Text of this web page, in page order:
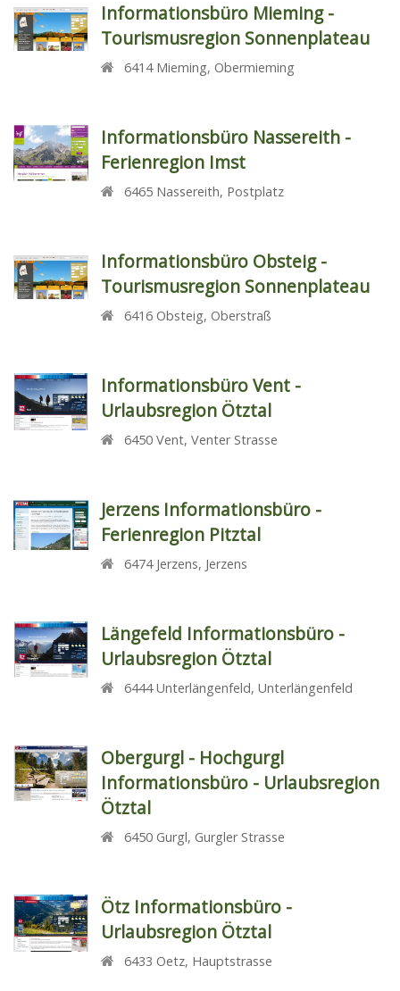
Informationsbüro Mieming -
Tourismusregion Sonnenplateau
6414 Mieming,Obermieming
Informationsbüro Nassereith -
Ferienregion Imst
6465 Nassereith, Postplatz
Informationsbüro Obsteig -
Tourismusregion Sonnenplateau
6416 Obsteig,Oberstraß
Informationsbüro Vent -
Urlaubsregion Ötztal
6450 Vent,Venter Strasse
Jerzens Informationsbüro -
Ferienregion Pitztal
6474 Jerzens, Jerzens
Längefeld Informationsbüro -
Urlaubsregion Ötztal
6444 Unterlängenfeld,Unterlängenfeld
Obergurgl - Hochgurgl
Informationsbüro - Urlaubsregion
Ötztal
6450 Gurgl, Gurgler Strasse
Ötz Informationsbüro -
Urlaubsregion Ötztal
6433 Oetz, Hauptstrasse